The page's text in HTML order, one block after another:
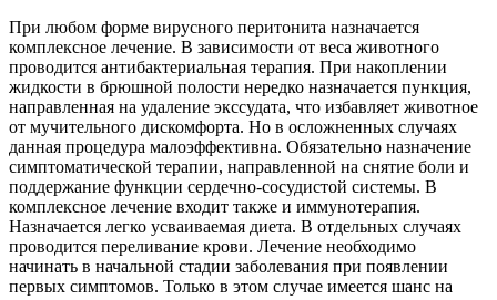
При любом форме вирусного перитонита назначается
комплексное лечение. В зависимости от веса животного
проводится антибактериальная терапия. При накоплении
жидкости в брюшной полости нередко назначается пункция,
направленная на удаление экссудата, что избавляет животное
от мучительного дискомфорта. Но в осложненных случаях
данная процедура малоэффективна. Обязательно назначение
симптоматической терапии, направленной на снятие боли и
поддержание функции сердечно-сосудистой системы. В
комплексное лечение входит также и иммунотерапия.
Назначается легко усваиваемая диета. В отдельных случаях
проводится переливание крови. Лечение необходимо
начинать в начальной стадии заболевания при появлении
первых симптомов. Только в этом случае имеется шанс на